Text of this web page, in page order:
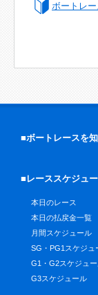
ボートレ
■ボートレースを
■レーススケジュ
本日のレース
本日の払戻金一覧
月間スケジュール
SG・PG1スケジュ
G1・G2スケジュ
G3スケジュール